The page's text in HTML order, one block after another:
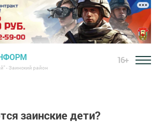
- Заинский район
16+
заинские дети?